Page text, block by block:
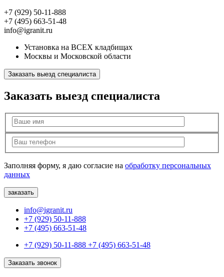
+7 (929) 50-11-888
+7 (495) 663-51-48
info@igranit.ru
Установка на ВСЕХ кладбищах
Москвы и Московской области
Заказать выезд специалиста
Заказать выезд специалиста
Заполняя форму, я даю согласие на обработку персональных
данных
info@igranit.ru
+7 (929) 50-11-888
+7 (495) 663-51-48
+7 (929) 50-11-888 +7 (495) 663-51-48
Заказать звонок